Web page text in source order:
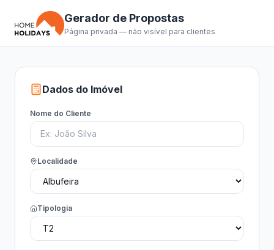
Gerador de Propostas
Página privada — não visível para clientes
Dados do Imóvel
Nome do Cliente
Localidade
Tipologia